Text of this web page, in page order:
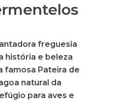
freguesia
história e beleza
famosa Pateira de
natural da
para aves e